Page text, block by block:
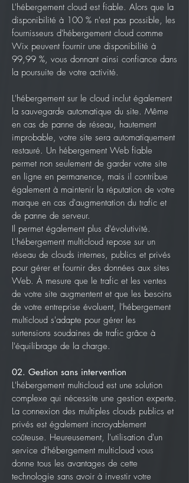
L'hébergement cloud est fiable. Alors que la
disponibilité à 100 % n'est pas possible, les
fournisseurs d'hébergement cloud comme
Wix peuvent fournir une disponibilité à
99,99 %, vous donnant ainsi confiance dans
la poursuite de votre activité.
L'hébergement sur le cloud inclut également
la sauvegarde automatique du site. Même
en cas de panne de réseau, hautement
improbable, votre site sera automatiquement
restauré. Un hébergement Web fiable
permet non seulement de garder votre site
en ligne en permanence, mais il contribue
également à maintenir la réputation de votre
marque en cas d'augmentation du trafic et
de panne de serveur.
Il permet également plus d'évolutivité.
L'hébergement multicloud repose sur un
réseau de clouds internes, publics et privés
pour gérer et fournir des données aux sites
Web. À mesure que le trafic et les ventes
de votre site augmentent et que les besoins
de votre entreprise évoluent, l'hébergement
multicloud s'adapte pour gérer les
surtensions soudaines de trafic grâce à
l'équilibrage de la charge.
02. Gestion sans intervention
L'hébergement multicloud est une solution
complexe qui nécessite une gestion experte.
La connexion des multiples clouds publics et
privés est également incroyablement
coûteuse. Heureusement, l'utilisation d'un
service d'hébergement multicloud vous
donne tous les avantages de cette
technologie sans avoir à investir votre